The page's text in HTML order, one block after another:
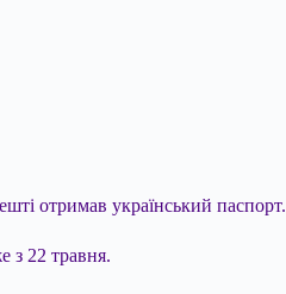
отримав український паспорт.
з 22 травня.